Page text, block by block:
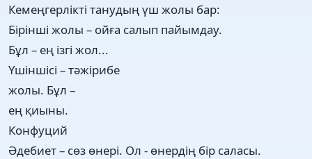
Кемеңгерлікті танудың үш жолы бар:
Бірінші жолы – ойға салып пайымдау.
Бұл – ең ізгі жол...
Үшіншісі – тәжірибе
жолы. Бұл –
ең қиыны.
Конфуций
Әдебиет – сөз өнері. Ол - өнердің бір саласы.